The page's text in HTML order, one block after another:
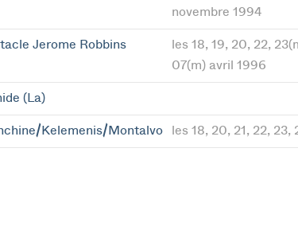
novembre 1994
Jerome Robbins
les 18, 19, 20, 22,
07(m) avril 1996
(La)
Kelemenis/Montalvo les 18, 20, 21, 22,